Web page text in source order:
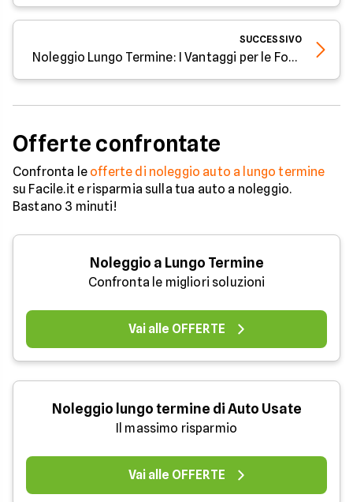
SUCCESSIVO
Noleggio Lungo Termine: I Vantaggi per le Forze Armate
Offerte confrontate
Confronta le offerte di noleggio auto a lungo termine
su Facile.it e risparmia sulla tua auto a noleggio.
Bastano 3 minuti!
Noleggio a Lungo Termine
Confronta le migliori soluzioni
Vai alle OFFERTE
Noleggio lungo termine di Auto Usate
Il massimo risparmio
Vai alle OFFERTE